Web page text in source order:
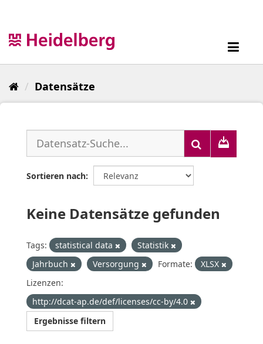
Datensätze
Sortieren nach
Keine Datensätze gefunden
Tags: statistical data
Statistik
Jahrbuch
Versorgung Formate:
XLSX
Lizenzen:
http://dcat-ap.de/def/licenses/cc-by/4.0
Ergebnisse filtern